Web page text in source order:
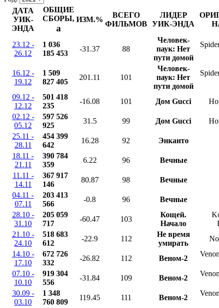
ДАТА
УИК-
ЭНДА
ОБЩИЕ
СБОРЫ,
a
ИЗМ.%
ВСЕГО
ФИЛЬМОВ
ЛИДЕР
УИК-ЭНДА
23.12 -
26.12
1 036
185 453
-31.37 88
Человек-
паук: Нет
пути домой
16.12 -
19.12
1 509
827 405
201.11 101
Человек-
паук: Нет
пути домой
09.12 -
12.12
501 418
235
-16.08 101 Дом Gucci
02.12 -
05.12
597 526
925
31.5 99 Дом Gucci
25.11 -
28.11
454 399
642
16.28 92
Энканто
18.11 -
21.11
390 784
359
6.22 96
Вечные
11.11 -
14.11
367 917
146
80.87 98
Вечные
04.11 -
07.11
203 413
566
-0.8 96
Вечные
28.10 -
31.10
205 059
717
-60.47 103
Кощей.
Начало
21.10 -
24.10
518 683
612
-22.9 112
Не время
умирать
14.10 -
17.10
672 726
332
-26.82 112 Веном-2
07.10 -
10.10
919 304
556
-31.84 109 Веном-2
30.09 -
03.10
1 348
760 809
119.45 111 Веном-2